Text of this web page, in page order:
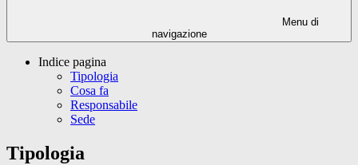
Menu di
navigazione
Indice pagina
Tipologia
Cosa fa
Responsabile
Sede
Tipologia